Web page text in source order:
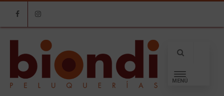
FacebookInstagram
MENÚ